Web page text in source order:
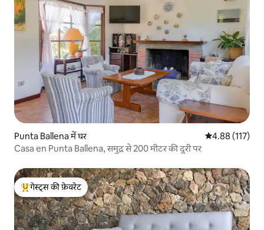
Punta Ballena में घर औसत रेटिंग 5 में से
4.88 (117)
Casa en Punta Ballena, समुद्र से 200 मीटर की दूरी पर
गेस्ट्स का टॉप फ़ेवरेट
गेस्ट्स की फ़ेवरेट